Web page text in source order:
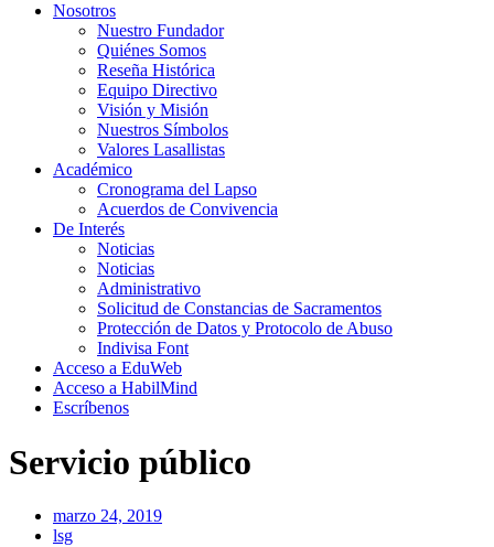
Nosotros
Nuestro Fundador
Quiénes Somos
Reseña Histórica
Equipo Directivo
Visión y Misión
Nuestros Símbolos
Valores Lasallistas
Académico
Cronograma del Lapso
Acuerdos de Convivencia
De Interés
Noticias
Noticias
Administrativo
Solicitud de Constancias de Sacramentos
Protección de Datos y Protocolo de Abuso
Indivisa Font
Acceso a EduWeb
Acceso a HabilMind
Escríbenos
Servicio público
marzo 24, 2019
lsg